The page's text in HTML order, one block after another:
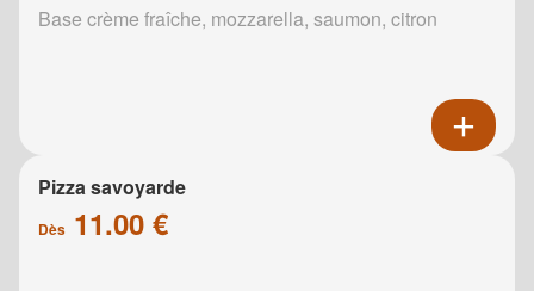
Base crème fraîche, mozzarella, saumon, citron
Pizza savoyarde
Dès 11.00 €